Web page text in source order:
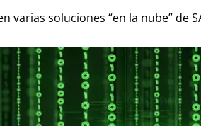
soluciones “en la nube” de